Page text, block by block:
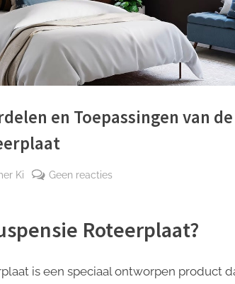
en Toepassingen van de
Ki Geen reacties
Voordelen
Roteerplaat?
is een speciaal ontworpen product